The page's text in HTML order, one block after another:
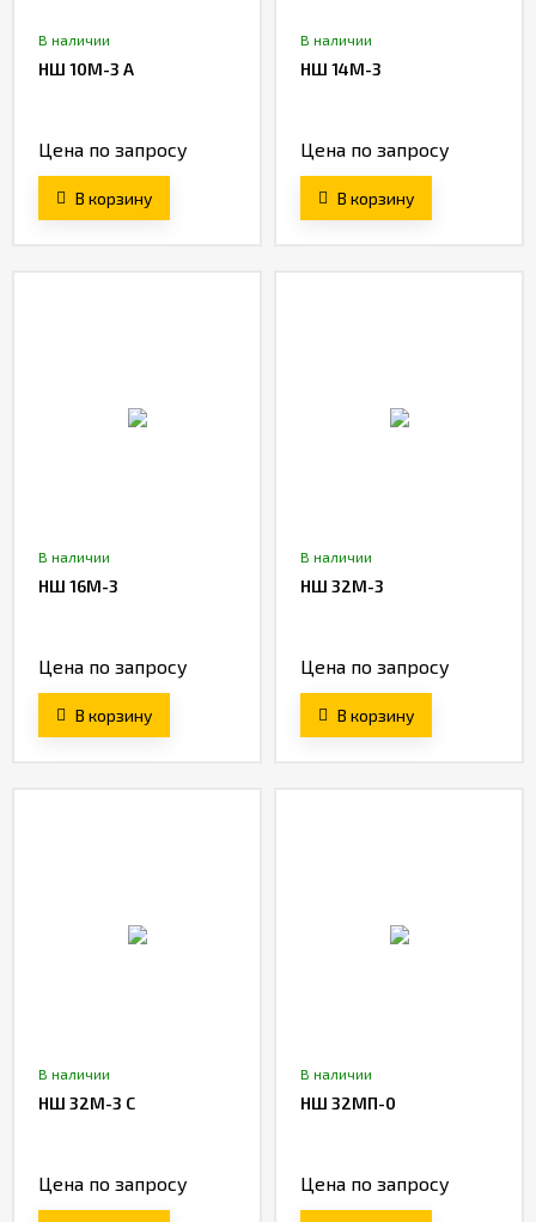
В наличии
НШ 10М-3 А
Цена по запросу
В корзину
В наличии
НШ 14М-3
Цена по запросу
В корзину
В наличии
НШ 16М-3
Цена по запросу
В корзину
В наличии
НШ 32М-3
Цена по запросу
В корзину
В наличии
НШ 32M-3 С
Цена по запросу
В наличии
НШ 32МП-0
Цена по запросу